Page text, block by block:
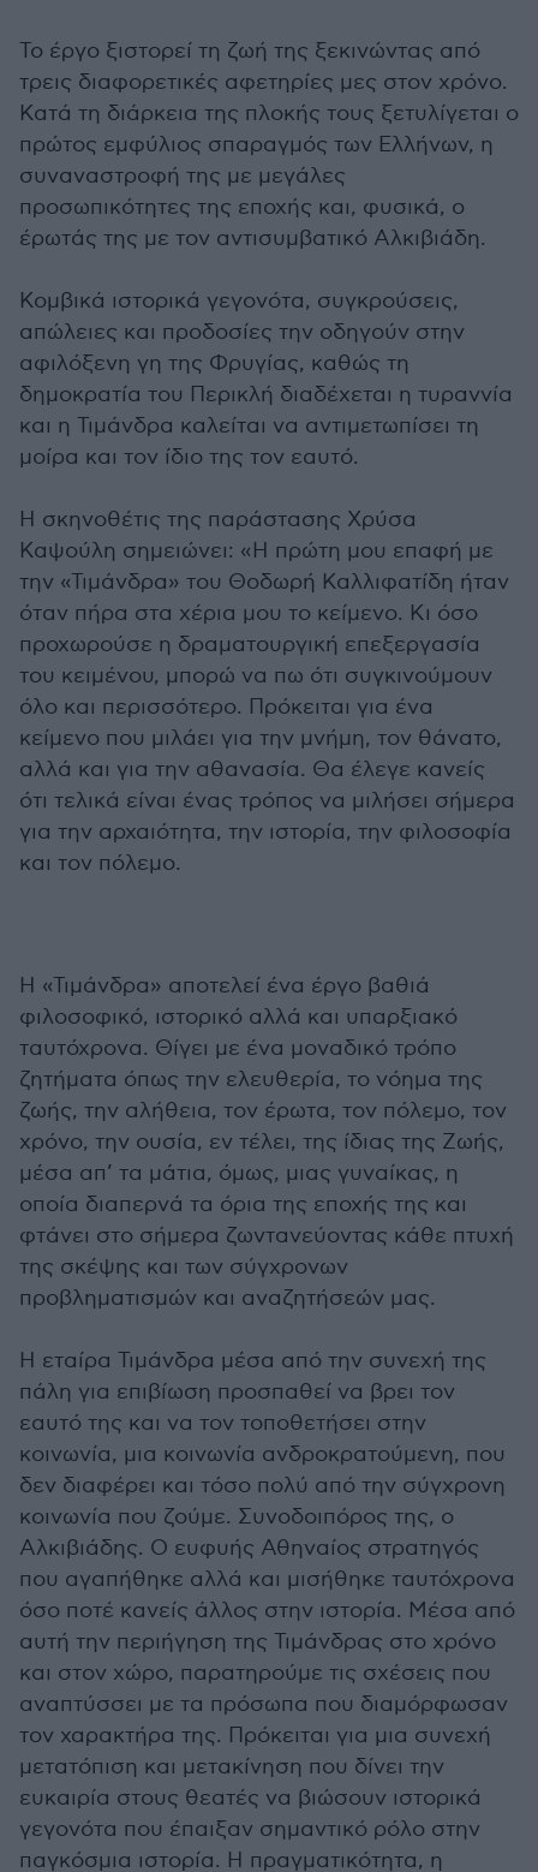
Το έργο ξιστορεί τη ζωή της ξεκινώντας από
τρεις διαφορετικές αφετηρίες μες στον χρόνο.
Κατά τη διάρκεια της πλοκής τους ξετυλίγεται ο
πρώτος εμφύλιος σπαραγμός των Ελλήνων, η
συναναστροφή της με μεγάλες
προσωπικότητες της εποχής και, φυσικά, ο
έρωτάς της με τον αντισυμβατικό Αλκιβιάδη.
Κομβικά ιστορικά γεγονότα, συγκρούσεις,
απώλειες και προδοσίες την οδηγούν στην
αφιλόξενη γη της Φρυγίας, καθώς τη
δημοκρατία του Περικλή διαδέχεται η τυραννία
και η Τιμάνδρα καλείται να αντιμετωπίσει τη
μοίρα και τον ίδιο της τον εαυτό.
Η σκηνοθέτις της παράστασης Χρύσα
Καψούλη σημειώνει: «Η πρώτη μου επαφή με
την «Τιμάνδρα» του Θοδωρή Καλλιφατίδη ήταν
όταν πήρα στα χέρια μου το κείμενο. Κι όσο
προχωρούσε η δραματουργική επεξεργασία
του κειμένου, μπορώ να πω ότι συγκινούμουν
όλο και περισσότερο. Πρόκειται για ένα
κείμενο που μιλάει για την μνήμη, τον θάνατο,
αλλά και για την αθανασία. Θα έλεγε κανείς
ότι τελικά είναι ένας τρόπος να μιλήσει σήμερα
για την αρχαιότητα, την ιστορία, την φιλοσοφία
και τον πόλεμο.
Η «Τιμάνδρα» αποτελεί ένα έργο βαθιά
φιλοσοφικό, ιστορικό αλλά και υπαρξιακό
ταυτόχρονα. Θίγει με ένα μοναδικό τρόπο
ζητήματα όπως την ελευθερία, το νόημα της
ζωής, την αλήθεια, τον έρωτα, τον πόλεμο, τον
χρόνο, την ουσία, εν τέλει, της ίδιας της Ζωής,
μέσα απ’ τα μάτια, όμως, μιας γυναίκας, η
οποία διαπερνά τα όρια της εποχής της και
φτάνει στο σήμερα ζωντανεύοντας κάθε πτυχή
της σκέψης και των σύγχρονων
προβληματισμών και αναζητήσεών μας.
Η εταίρα Τιμάνδρα μέσα από την συνεχή της
πάλη για επιβίωση προσπαθεί να βρει τον
εαυτό της και να τον τοποθετήσει στην
κοινωνία, μια κοινωνία ανδροκρατούμενη, που
δεν διαφέρει και τόσο πολύ από την σύγχρονη
κοινωνία που ζούμε. Συνοδοιπόρος της, ο
Αλκιβιάδης. Ο ευφυής Αθηναίος στρατηγός
που αγαπήθηκε αλλά και μισήθηκε ταυτόχρονα
όσο ποτέ κανείς άλλος στην ιστορία. Μέσα από
αυτή την περιήγηση της Τιμάνδρας στο χρόνο
και στον χώρο, παρατηρούμε τις σχέσεις που
αναπτύσσει με τα πρόσωπα που διαμόρφωσαν
τον χαρακτήρα της. Πρόκειται για μια συνεχή
μετατόπιση και μετακίνηση που δίνει την
ευκαιρία στους θεατές να βιώσουν ιστορικά
γεγονότα που έπαιξαν σημαντικό ρόλο στην
παγκόσμια ιστορία. Η πραγματικότητα, η